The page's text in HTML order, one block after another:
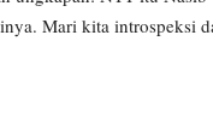
Mari kita introspeksi